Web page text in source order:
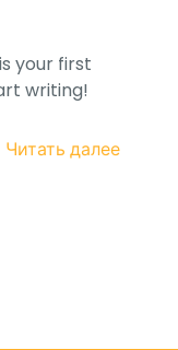
your first
writing!
Читать далее